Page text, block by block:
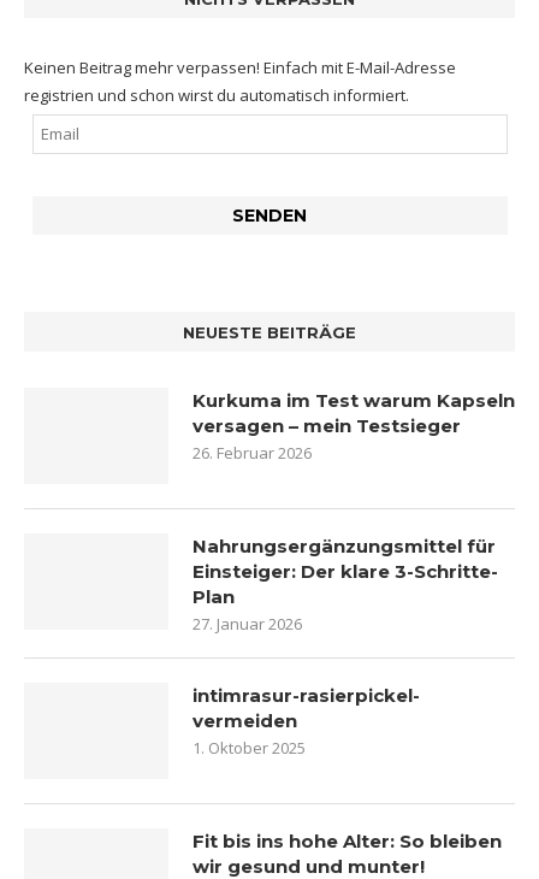
Keinen Beitrag mehr verpassen! Einfach mit E-Mail-Adresse
registrien und schon wirst du automatisch informiert.
NEUESTE BEITRÄGE
Kurkuma im Test warum Kapseln
versagen – mein Testsieger
26. Februar 2026
Nahrungsergänzungsmittel für
Einsteiger: Der klare 3-Schritte-
Plan
27. Januar 2026
intimrasur-rasierpickel-
vermeiden
1. Oktober 2025
Fit bis ins hohe Alter: So bleiben
wir gesund und munter!